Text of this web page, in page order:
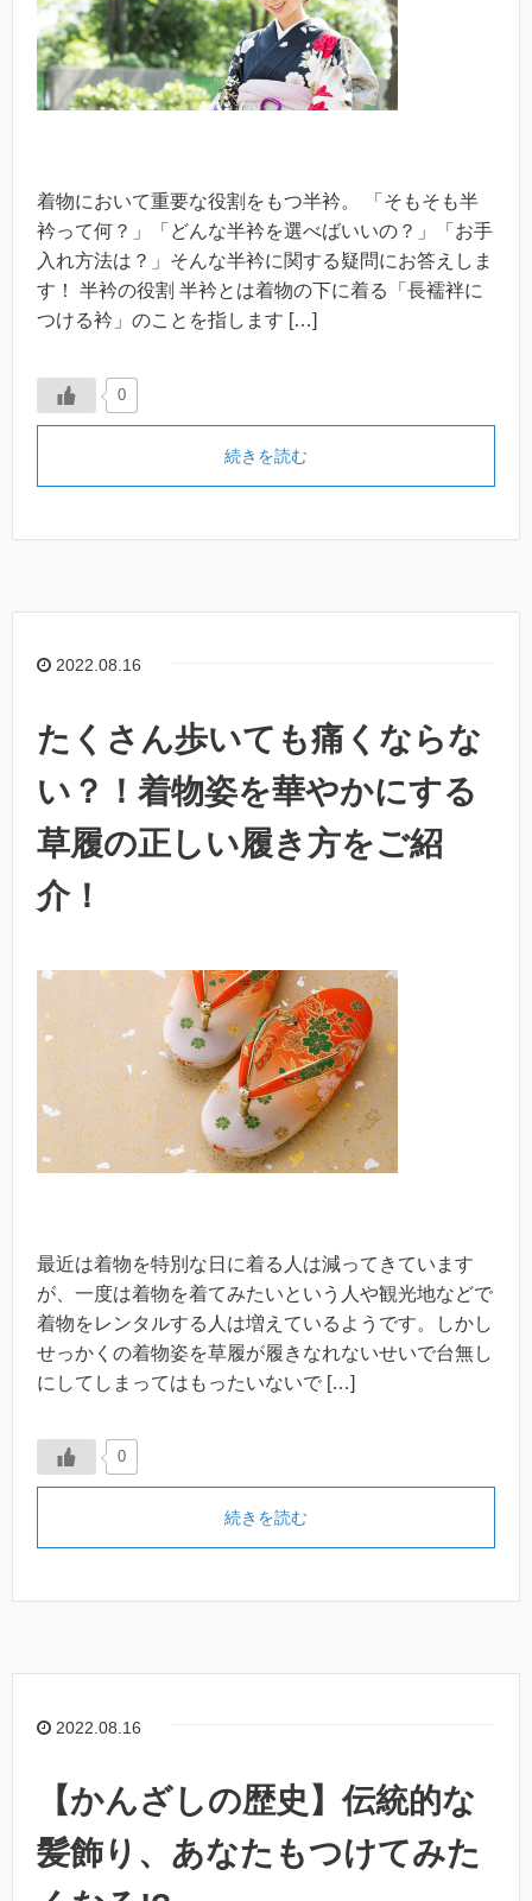
着物において重要な役割をもつ半衿。 「そもそも半
衿って何？」「どんな半衿を選べばいいの？」「お手
入れ方法は？」そんな半衿に関する疑問にお答えしま
す！ 半衿の役割 半衿とは着物の下に着る「長襦袢に
つける衿」のことを指します […]
0
続きを読む
2022.08.16
たくさん歩いても痛くならな
い？！着物姿を華やかにする
草履の正しい履き方をご紹
介！
最近は着物を特別な日に着る人は減ってきています
が、一度は着物を着てみたいという人や観光地などで
着物をレンタルする人は増えているようです。しかし
せっかくの着物姿を草履が履きなれないせいで台無し
にしてしまってはもったいないで […]
0
続きを読む
2022.08.16
【かんざしの歴史】伝統的な
髪飾り、あなたもつけてみた